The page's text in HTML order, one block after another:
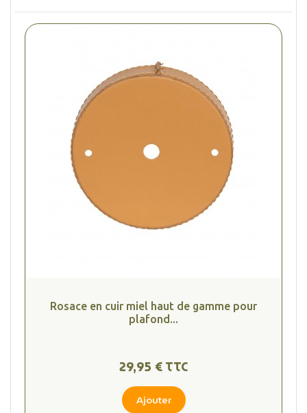
Rosace en cuir miel haut de gamme pour
plafond...
29,95 € TTC
Ajouter